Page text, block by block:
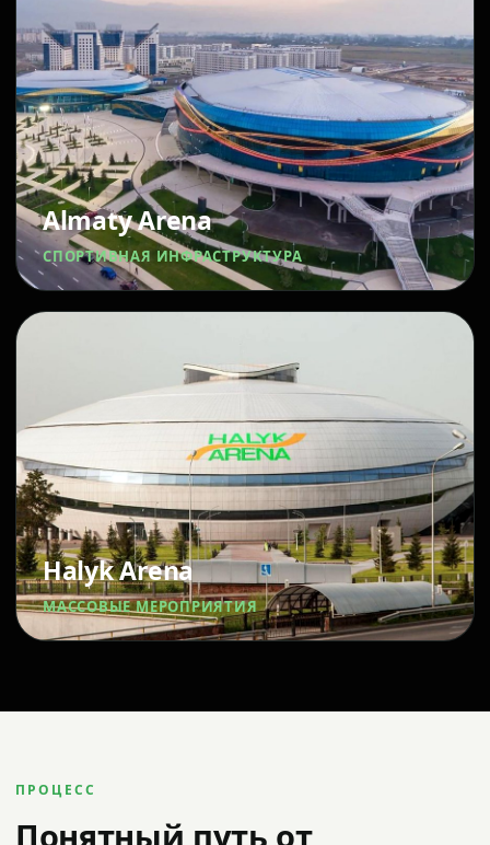
Almaty Arena
СПОРТИВНАЯ ИНФРАСТРУКТУРА
Halyk Arena
МАССОВЫЕ МЕРОПРИЯТИЯ
ПРОЦЕСС
Понятный путь от